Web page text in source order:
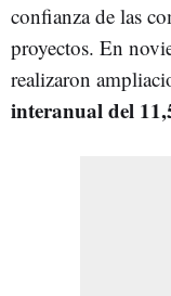
confianza de las
proyectos. En
realizaron
interanual del